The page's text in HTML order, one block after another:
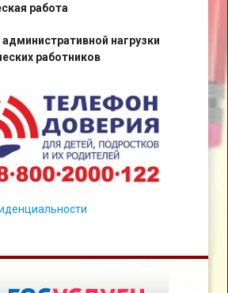
работа
нагрузки
работников